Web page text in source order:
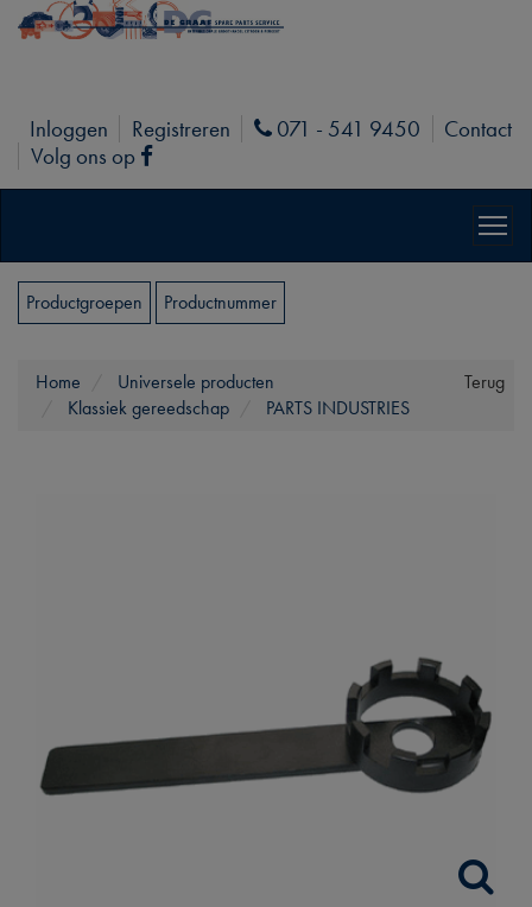
Inloggen Registreren Phone
071 - 541 9450
Contact
Volg ons op
Facebook
Productgroepen Productnummer
Terug
Home
Universele producten
Klassiek gereedschap
PARTS INDUSTRIES